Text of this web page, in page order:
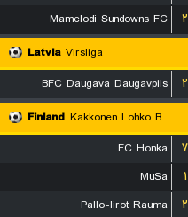
Mamelodi Sundowns FC
۲
Latvia Virsliga
BFC Daugava Daugavpils
۲
Finland Kakkonen Lohko B
FC Honka
۷
MuSa
۱
Pallo-Iirot Rauma
۲